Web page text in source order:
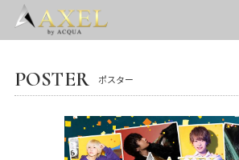
POSTER ポスター